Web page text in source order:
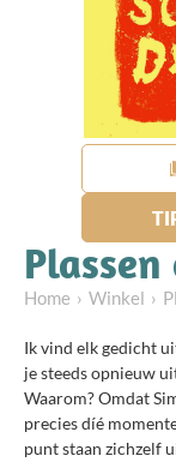
Home Winkel
Ik vind elk gedicht
je steeds opnieuw
Waarom? Omdat
precies díé
punt staan zichzelf